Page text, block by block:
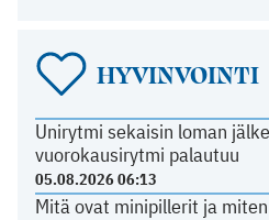
HYVINVOINTI
Unirytmi sekaisin loman
vuorokausirytmi palautuu
05.08.2026 06:13
Mitä ovat minipillerit ja